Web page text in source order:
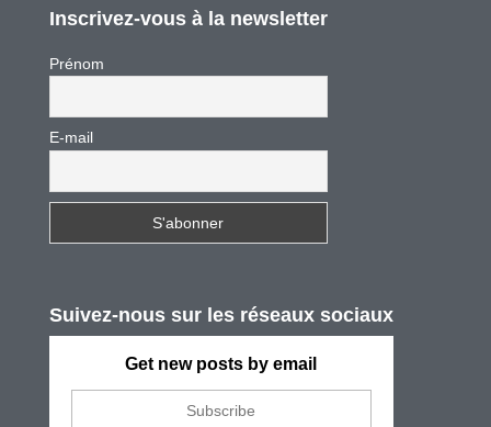
Inscrivez-vous à la newsletter
Prénom
E-mail
Suivez-nous sur les réseaux sociaux
Get new posts by email